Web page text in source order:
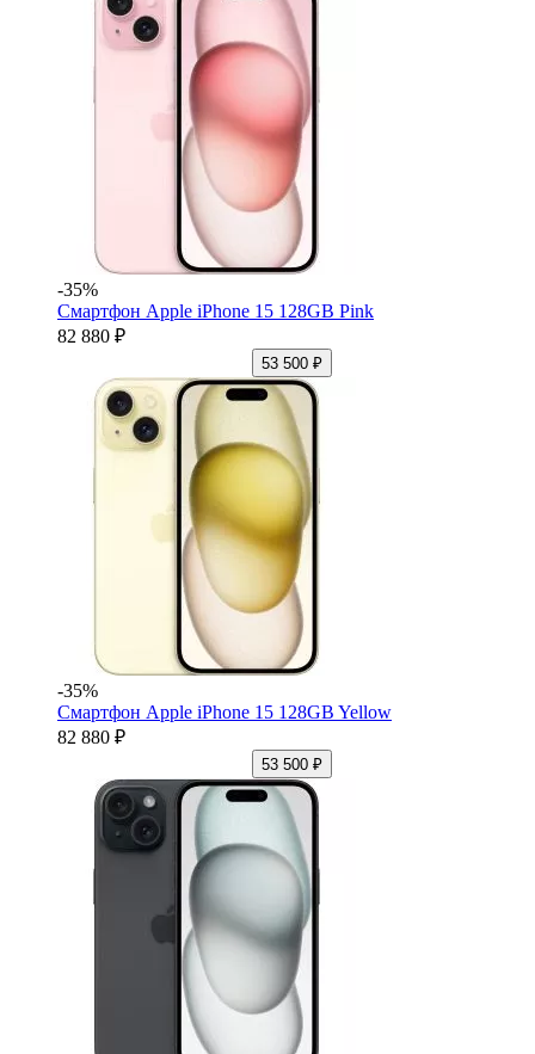
-35%
Смартфон Apple iPhone 15 128GB Pink
82 880 ₽
53 500 ₽
-35%
Смартфон Apple iPhone 15 128GB Yellow
82 880 ₽
53 500 ₽